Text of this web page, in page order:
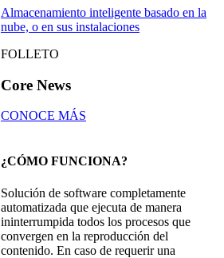
Almacenamiento inteligente basado en la
nube, o en sus instalaciones
FOLLETO
Core News
CONOCE MÁS
¿CÓMO FUNCIONA?
Solución de software completamente
automatizada que ejecuta de manera
ininterrumpida todos los procesos que
convergen en la reproducción del
contenido. En caso de requerir una